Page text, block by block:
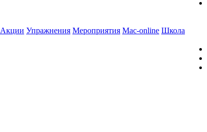
Акции Упражнения Мероприятия Mac-online Школа